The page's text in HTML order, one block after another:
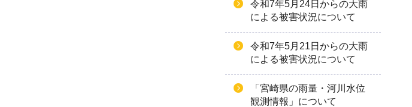
令和7年5月24日からの大雨
による被害状況について
令和7年5月21日からの大雨
による被害状況について
「宮崎県の雨量・河川水位
観測情報」について